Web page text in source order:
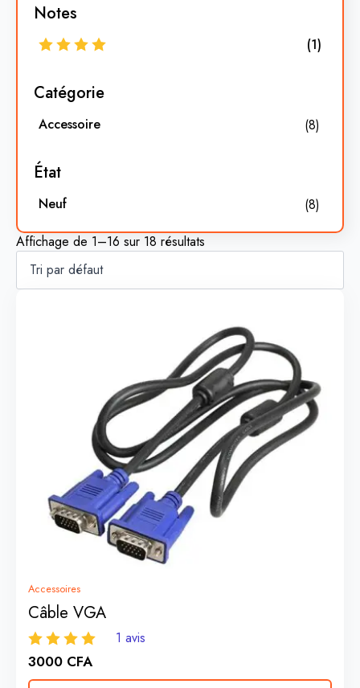
Notes
(1)
Catégorie
Accessoire (8)
État
Neuf (8)
Affichage de 1–16 sur 18 résultats
Accessoires
Câble VGA
1 avis
3000 CFA